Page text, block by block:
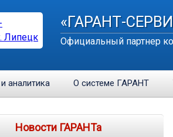
«ГАРАНТ-
Официальный партнер
аналитика О системе ГАРАНТ
Новости ГАРАНТа